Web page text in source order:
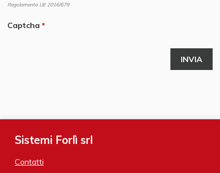
Regolamento UE 2016/679
Captcha
Sistemi Forlì srl
Contatti